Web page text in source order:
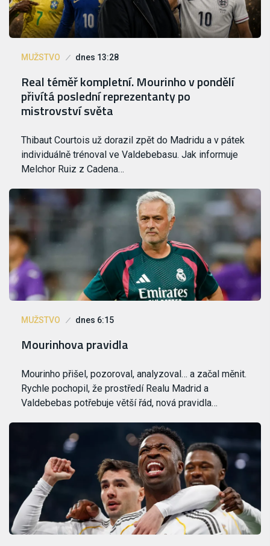
MUŽSTVO dnes 13:28
Real téměř kompletní. Mourinho v pondělí
přivítá poslední reprezentanty po
mistrovství světa
Thibaut Courtois už dorazil zpět do Madridu a v pátek
individuálně trénoval ve Valdebebasu. Jak informuje
Melchor Ruiz z Cadena…
MUŽSTVO dnes 6:15
Mourinhova pravidla
Mourinho přišel, pozoroval, analyzoval… a začal měnit.
Rychle pochopil, že prostředí Realu Madrid a
Valdebebas potřebuje větší řád, nová pravidla…